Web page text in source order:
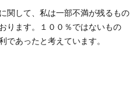
関して、私は一部不満が残るもの
ります。１００％ではないもの
であったと考えています。